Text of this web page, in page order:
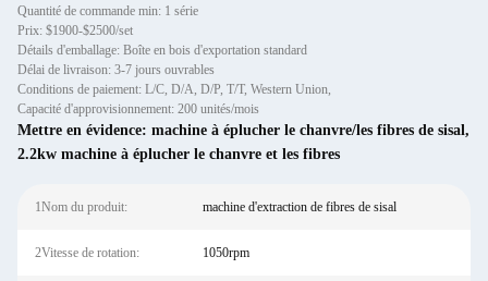
Quantité de commande min: 1 série
Prix: $1900-$2500/set
Détails d'emballage: Boîte en bois d'exportation standard
Délai de livraison: 3-7 jours ouvrables
Conditions de paiement: L/C, D/A, D/P, T/T, Western Union,
Capacité d'approvisionnement: 200 unités/mois
Mettre en évidence: machine à éplucher le chanvre/les fibres de sisal,
2.2kw machine à éplucher le chanvre et les fibres
1Nom du produit: machine d'extraction de fibres de sisal
2Vitesse de rotation: 1050rpm